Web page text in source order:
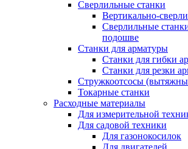
Сверлильные станки
Вертикально-
Сверлильные
подошве
Станки для арматуры
Станки для гибки
Станки для резки
Стружкоотсосы
Токарные станки
Расходные материалы
Для измерительной
Для садовой техники
Для газонокосилок
Для двигателей